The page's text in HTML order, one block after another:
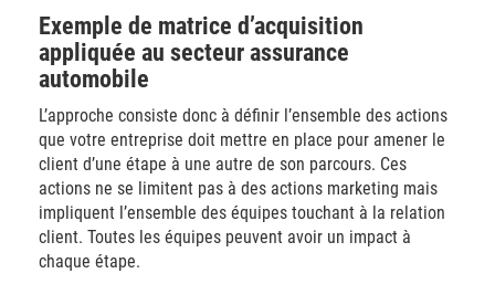
Exemple de matrice d’acquisition
appliquée au secteur assurance
automobile
L’approche consiste donc à définir l’ensemble des actions
que votre entreprise doit mettre en place pour amener le
client d’une étape à une autre de son parcours. Ces
actions ne se limitent pas à des actions marketing mais
impliquent l’ensemble des équipes touchant à la relation
client. Toutes les équipes peuvent avoir un impact à
chaque étape.